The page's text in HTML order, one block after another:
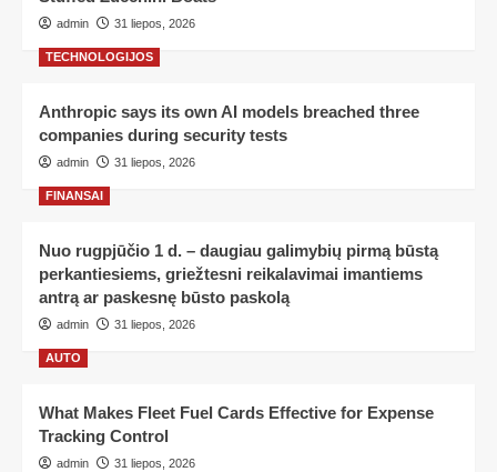
admin 31 liepos, 2026
TECHNOLOGIJOS
Anthropic says its own AI models breached three
companies during security tests
admin 31 liepos, 2026
FINANSAI
Nuo rugpjūčio 1 d. – daugiau galimybių pirmą būstą
perkantiesiems, griežtesni reikalavimai imantiems
antrą ar paskesnę būsto paskolą
admin 31 liepos, 2026
AUTO
What Makes Fleet Fuel Cards Effective for Expense
Tracking Control
admin 31 liepos, 2026